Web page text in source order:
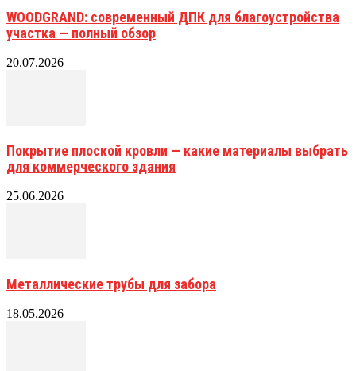
WOODGRAND: современный ДПК для благоустройства
участка — полный обзор
20.07.2026
Покрытие плоской кровли — какие материалы выбрать
для коммерческого здания
25.06.2026
Металлические трубы для забора
18.05.2026